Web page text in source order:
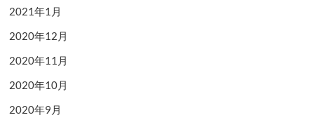
2021年1月
2020年12月
2020年11月
2020年10月
2020年9月